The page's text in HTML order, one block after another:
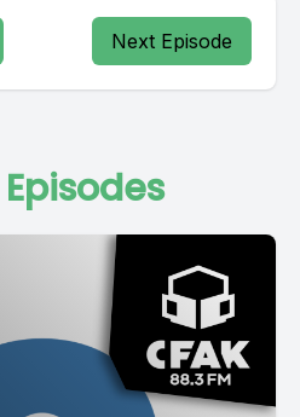
Next Episode